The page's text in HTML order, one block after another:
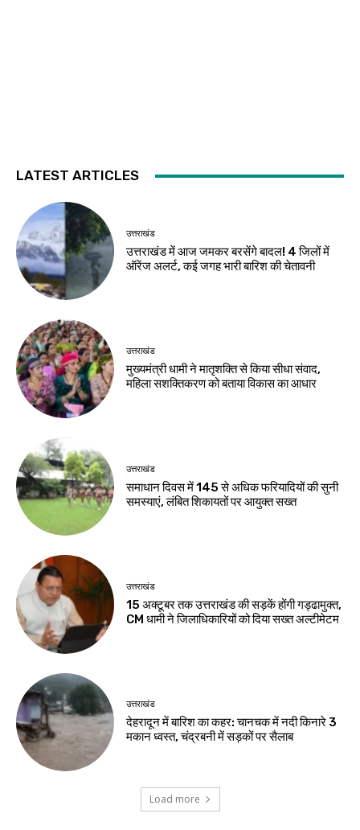
LATEST ARTICLES
उत्तराखंड
उत्तराखंड में आज जमकर बरसेंगे बादल! 4 जिलों में
ऑरेंज अलर्ट, कई जगह भारी बारिश की चेतावनी
उत्तराखंड
मुख्यमंत्री धामी ने मातृशक्ति से किया सीधा संवाद,
महिला सशक्तिकरण को बताया विकास का आधार
उत्तराखंड
समाधान दिवस में 145 से अधिक फरियादियों की सुनी
समस्याएं, लंबित शिकायतों पर आयुक्त सख्त
उत्तराखंड
15 अक्टूबर तक उत्तराखंड की सड़कें होंगी गड्ढामुक्त,
CM धामी ने जिलाधिकारियों को दिया सख्त अल्टीमेटम
उत्तराखंड
देहरादून में बारिश का कहर: चानचक में नदी किनारे 3
मकान ध्वस्त, चंद्रबनी में सड़कों पर सैलाब
Load more